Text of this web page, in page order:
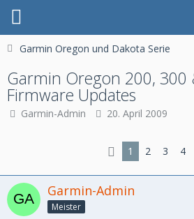
Garmin Oregon und Dakota Serie
Garmin Oregon 200, 300
Firmware Updates
Garmin-Admin 20. April 2009
1 2 3 4
Garmin-Admin
Meister